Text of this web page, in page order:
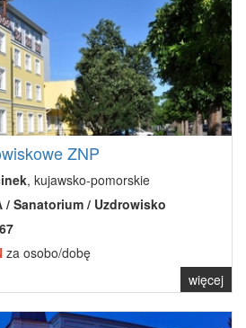
ZNP
, kujawsko-pomorskie
/ Sanatorium / Uzdrowisko
za osobo/dobę
więcej